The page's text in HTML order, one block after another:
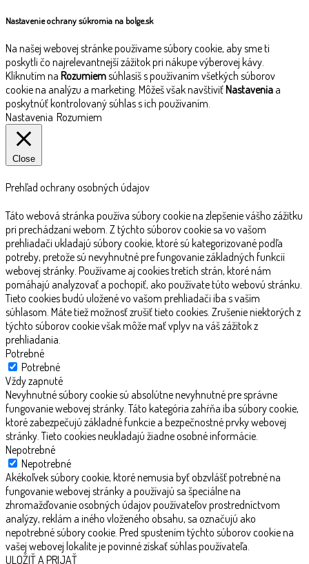
Nastavenie ochrany súkromia na bolge.sk
Na našej webovej stránke používame súbory cookie, aby sme ti
poskytli čo najrelevantnejší zážitok pri nákupe výberovej kávy.
Kliknutím na Rozumiemsúhlasíš s používaním všetkých súborov
cookie na analýzu a marketing. Môžeš však navštíviťNastavenia a
poskytnúť kontrolovaný súhlas s ich používaním.
Nastavenia Rozumiem
Close
Prehľad ochrany osobných údajov
Táto webová stránka používa súbory cookie na zlepšenie vášho zážitku
pri prechádzaní webom. Z týchto súborov cookie sa vo vašom
prehliadači ukladajú súbory cookie, ktoré sú kategorizované podľa
potreby, pretože sú nevyhnutné pre fungovanie základných funkcií
webovej stránky. Používame aj cookies tretích strán, ktoré nám
pomáhajú analyzovať a pochopiť, ako používate túto webovú stránku.
Tieto cookies budú uložené vo vašom prehliadači iba s vaším
súhlasom. Máte tiež možnosť zrušiť tieto cookies. Zrušenie niektorých z
týchto súborov cookie však môže mať vplyv na váš zážitok z
prehliadania.
Potrebné
Potrebné
Vždy zapnuté
Nevyhnutné súbory cookie sú absolútne nevyhnutné pre správne
fungovanie webovej stránky. Táto kategória zahŕňa iba súbory cookie,
ktoré zabezpečujú základné funkcie a bezpečnostné prvky webovej
stránky. Tieto cookies neukladajú žiadne osobné informácie.
Nepotrebné
Nepotrebné
Akékoľvek súbory cookie, ktoré nemusia byť obzvlášť potrebné na
fungovanie webovej stránky a používajú sa špeciálne na
zhromažďovanie osobných údajov používateľov prostredníctvom
analýzy, reklám a iného vloženého obsahu, sa označujú ako
nepotrebné súbory cookie. Pred spustením týchto súborov cookie na
vašej webovej lokalite je povinné získať súhlas používateľa.
ULOŽIŤ A PRIJAŤ